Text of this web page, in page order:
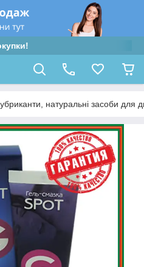
натуральні засоби для